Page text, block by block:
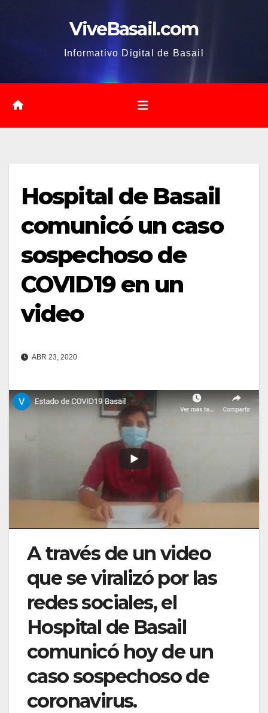
ViveBasail.com
Informativo Digital de Basail
Hospital de Basail
comunicó un caso
sospechoso de
COVID19 en un
video
ABR 23, 2020
A través de un video
que se viralizó por las
redes sociales, el
Hospital de Basail
comunicó hoy de un
caso sospechoso de
coronavirus.